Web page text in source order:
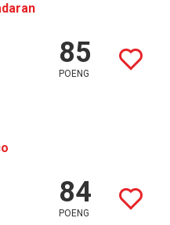
85
POENG
84
POENG